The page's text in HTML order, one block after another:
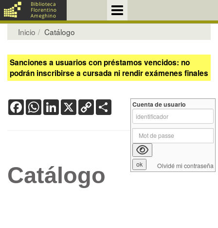
Inicio Catálogo
Sanciones a usuarios con préstamos vencidos: no
podrán inscribirse a cursada ni rendir exámenes finales
FacebookWhatsApp
LinkedIn
X Copy
Link
Catálogo
Cuenta de usuario
Olvidé mi contraseña